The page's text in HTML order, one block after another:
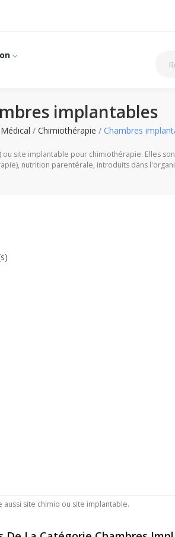
implantables
Chimiothérapie Chambres
site implantable pour chimiothérapie. Elles
nutrition parentérale, introduits dans
site chimio ou site implantable.